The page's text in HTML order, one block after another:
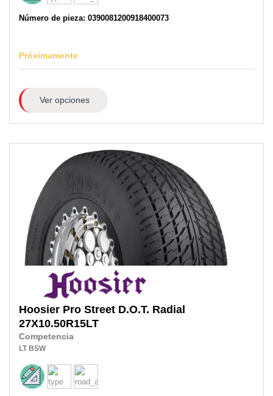
Número de pieza: 0390081200918400073
Próximamente
Ver opciones
Hoosier Pro Street D.O.T. Radial
27X10.50R15LT
Competencia
LT BSW